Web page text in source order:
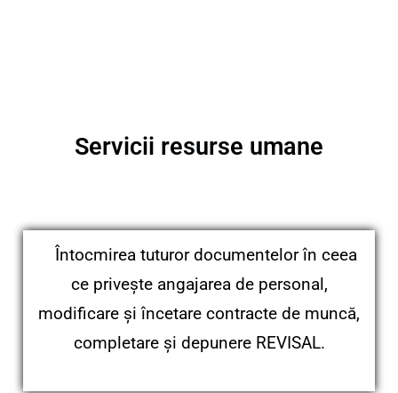
Servicii resurse umane
Întocmirea tuturor documentelor în ceea
ce privește angajarea de personal,
modificare și încetare contracte de muncă,
completare și depunere REVISAL.